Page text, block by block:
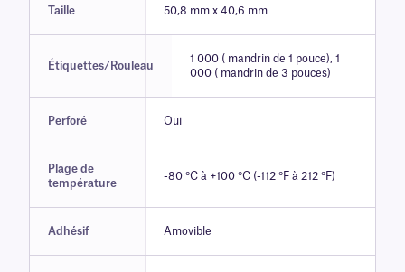
Taille 50,8 mm x 40,6 mm
Étiquettes/Rouleau
1 000 ( mandrin de 1 pouce), 1
000 ( mandrin de 3 pouces)
Perforé Oui
Plage de
température
-80 °C à +100 °C (-112 °F à 212 °F)
Adhésif Amovible